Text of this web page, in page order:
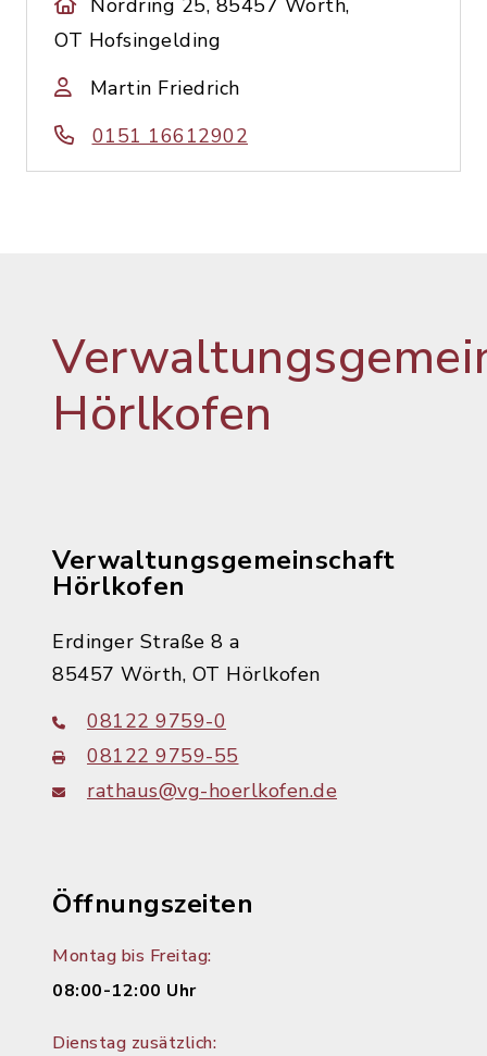
Nordring 25, 85457 Wörth,
OT Hofsingelding
Martin Friedrich
0151 16612902
Hörlkofen
Verwaltungsgemeinschaft
Hörlkofen
Erdinger Straße 8 a
85457 Wörth, OT Hörlkofen
08122 9759-0
08122 9759-55
rathaus@vg-hoerlkofen.de
Öffnungszeiten
Montag bis Freitag:
08:00-12:00 Uhr
Dienstag zusätzlich: